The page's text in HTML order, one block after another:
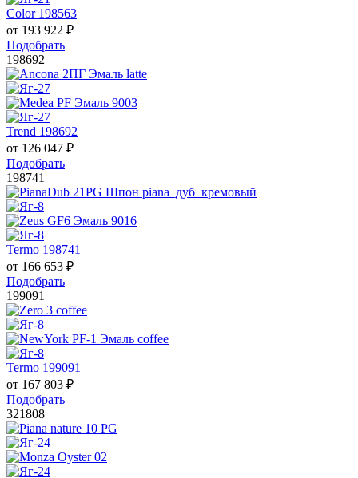
Color 198563
от 193 922 ₽
Подобрать
198692
Trend 198692
от 126 047 ₽
Подобрать
198741
Termo 198741
от 166 653 ₽
Подобрать
199091
Termo 199091
от 167 803 ₽
Подобрать
321808